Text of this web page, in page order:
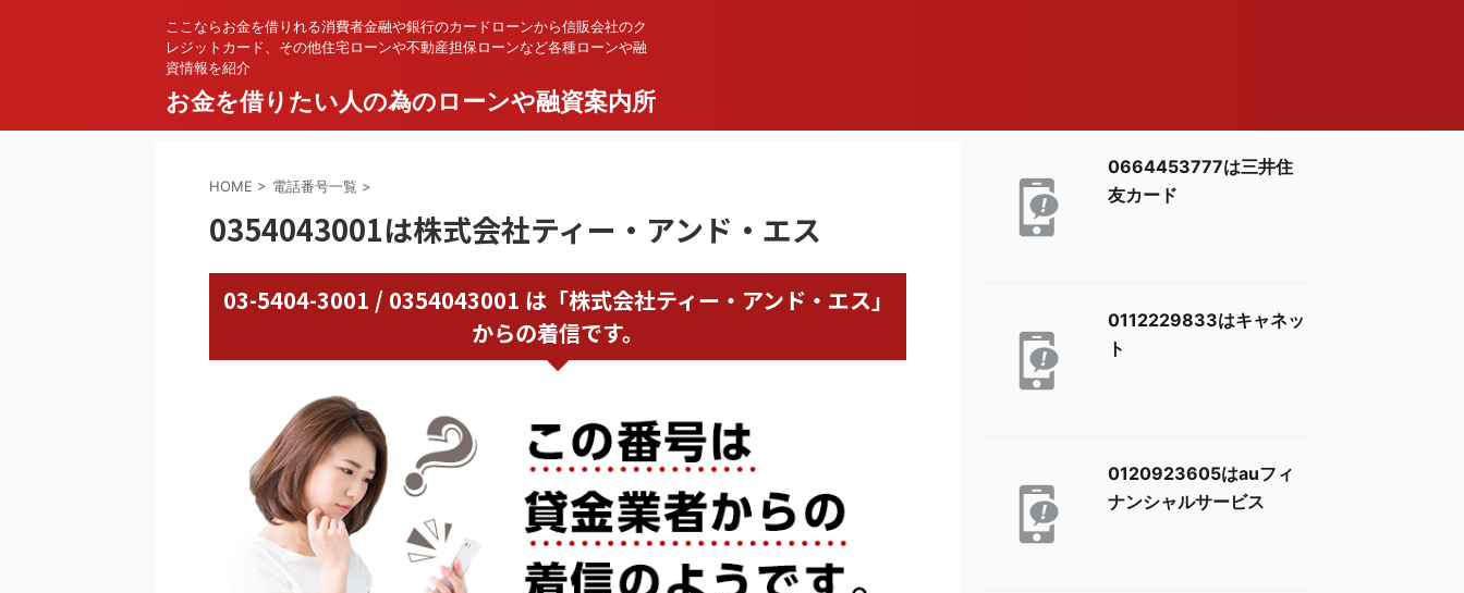
ここならお金を借りれる消費者金融や銀行のカードローンから信販会社のク
レジットカード、その他住宅ローンや不動産担保ローンなど各種ローンや融
資情報を紹介
お金を借りたい人の為のローンや融資案内所
HOME > 電話番号一覧 >
0354043001は株式会社ティー・アンド・エス
03-5404-3001 / 0354043001 は「株式会社ティー・アンド・エス」
からの着信です。
0664453777は三井住
友カード
0112229833はキャネッ
ト
0120923605はauフィ
ナンシャルサービス